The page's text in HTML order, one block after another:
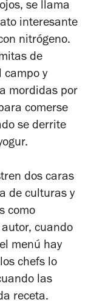
se llama
interesante
nitrógeno.
de
campo y
mordidas por
comerse
se derrite
dos caras
de culturas y
como
cuando
menú hay
chefs lo
las
receta.